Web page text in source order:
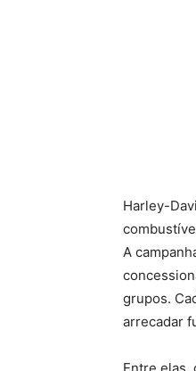
Harley-
A
grupos.
arrecadar
Entre elas,